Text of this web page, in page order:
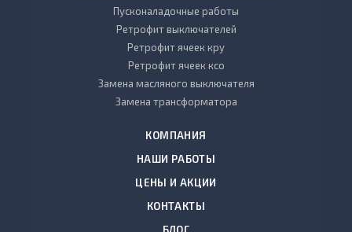
Пусконаладочные работы
Ретрофит выключателей
Ретрофит ячеек кру
Ретрофит ячеек ксо
Замена масляного выключателя
Замена трансформатора
КОМПАНИЯ
НАШИ РАБОТЫ
ЦЕНЫ И АКЦИИ
КОНТАКТЫ